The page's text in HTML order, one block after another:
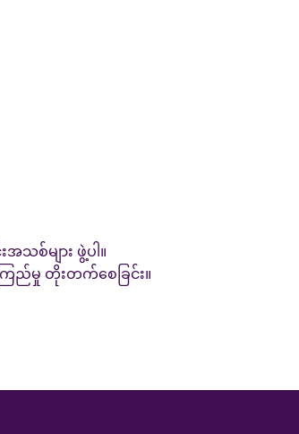
စ်များ ဖွဲ့ပါ။
ည်မှု တိုးတက်စေခြင်း။